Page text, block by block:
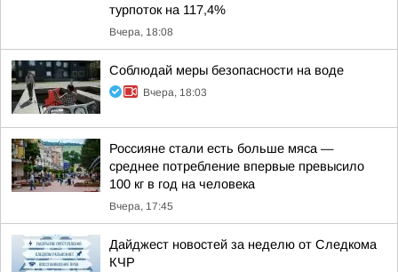
турпоток на 117,4%
Вчера, 18:08
Соблюдай меры безопасности на воде
Вчера, 18:03
Россияне стали есть больше мяса —
среднее потребление впервые превысило
100 кг в год на человека
Вчера, 17:45
Дайджест новостей за неделю от Следкома
КЧР